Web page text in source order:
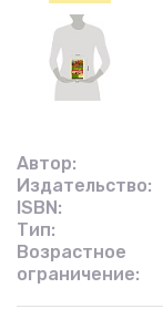
Автор:
Издательство:
ISBN:
Тип:
Возрастное
ограничение: